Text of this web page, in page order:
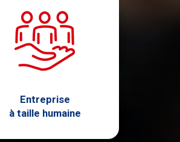
Entreprise
à taille humaine